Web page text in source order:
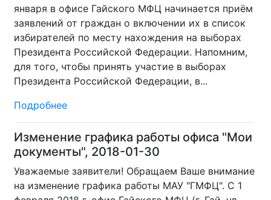
января в офисе Гайского МФЦ начинается приём
заявлений от граждан о включении их в список
избирателей по месту нахождения на выборах
Президента Российской Федерации. Напомним,
для того, чтобы принять участие в выборах
Президента Российской Федерации, в...
Подробнее
Изменение графика работы офиса "Мои
документы", 2018-01-30
Уважаемые заявители! Обращаем Ваше внимание
на изменение графика работы МАУ "ГМФЦ". С 1